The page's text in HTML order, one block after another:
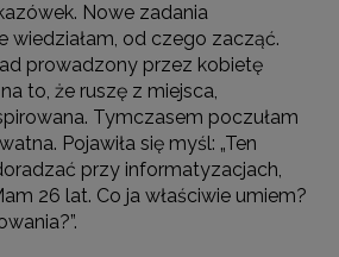
Nowe zadania
wiedziałam, od czego zacząć.
prowadzony przez kobietę
to, że ruszę z miejsca,
Tymczasem poczułam
Pojawiła się myśl: „Ten
przy informatyzacjach,
26 lat. Co ja właściwie umiem?